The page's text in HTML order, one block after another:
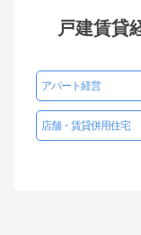
戸建賃貸
アパート経営
店舗・賃貸併用住宅